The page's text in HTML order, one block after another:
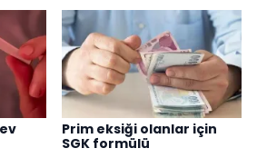
Prim eksiği olanlar için
SGK formülü